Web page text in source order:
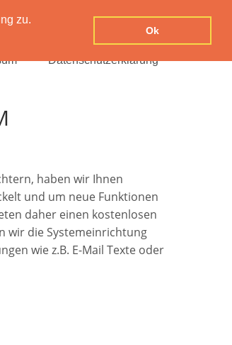
zu.
Ok
Datenschutzerklärung
haben wir Ihnen
und um neue Funktionen
daher einen kostenlosen
wir die Systemeinrichtung
wie z.B. E-Mail Texte oder